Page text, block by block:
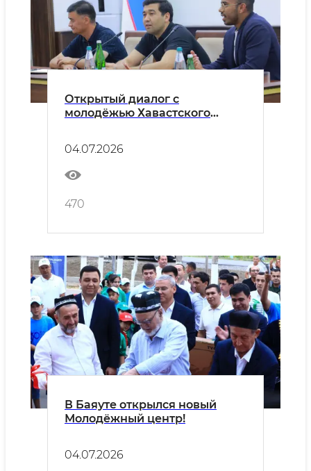
Открытый диалог с
молодёжью Хавастского
04.07.2026
470
В Баяуте открылся новый
Молодёжный центр!
04.07.2026